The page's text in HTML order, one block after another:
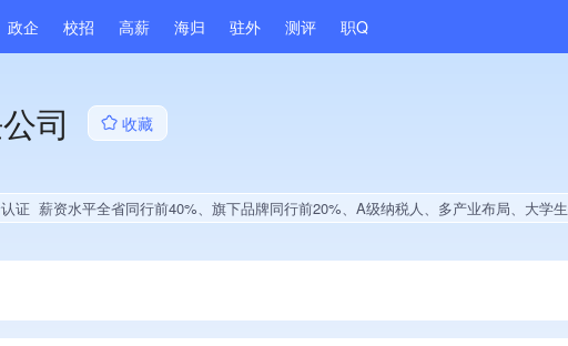
政企 校招 高薪 海归 驻外 测评 职Q
司
收藏
证 薪资水平全省同行前40%、旗下品牌同行前20%、A级纳税人、多产业布局、大学生就业贡献、拥有多项作品、文学作品创作量位于同行前30%、2025年度作品创作量极速增长